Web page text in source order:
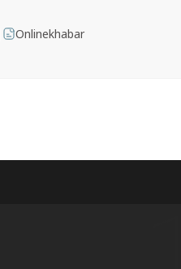
Onlinekhabar